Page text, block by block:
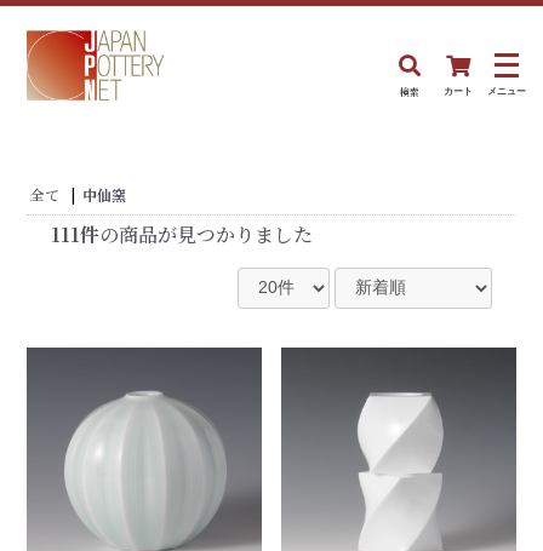
検索 カート メニュー
全て | 中仙窯
111件の商品が見つかりました